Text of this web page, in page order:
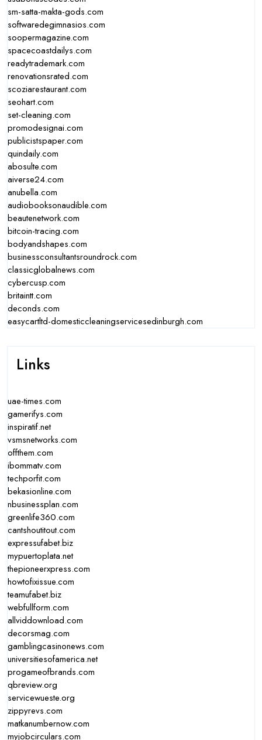
sm-satta-makta-gods.com
softwaredegimnasios.com
soopermagazine.com
spacecoastdailys.com
readytrademark.com
renovationsrated.com
scoziarestaurant.com
seohart.com
set-cleaning.com
promodesignai.com
publicistspaper.com
quindaily.com
abosulte.com
aiverse24.com
anubella.com
audiobooksonaudible.com
beautenetwork.com
bitcoin-tracing.com
bodyandshapes.com
businessconsultantsroundrock.com
classicglobalnews.com
cybercusp.com
britaintt.com
deconds.com
easycartltd-domesticcleaningservicesedinburgh.com
Links
uae-times.com
gamerifys.com
inspiratif.net
vsmsnetworks.com
offthem.com
ibommatv.com
techporfit.com
bekasionline.com
nbusinessplan.com
greenlife360.com
cantshoutitout.com
expressufabet.biz
mypuertoplata.net
thepioneerxpress.com
howtofixissue.com
teamufabet.biz
webfullform.com
allviddownload.com
decorsmag.com
gamblingcasinonews.com
universitiesofamerica.net
progameofbrands.com
qbreview.org
servicewueste.org
zippyrevs.com
matkanumbernow.com
myjobcirculars.com